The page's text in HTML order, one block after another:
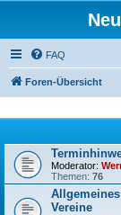
FAQ
Foren-Übersicht
Moderator:
Themen: 76
Vereine